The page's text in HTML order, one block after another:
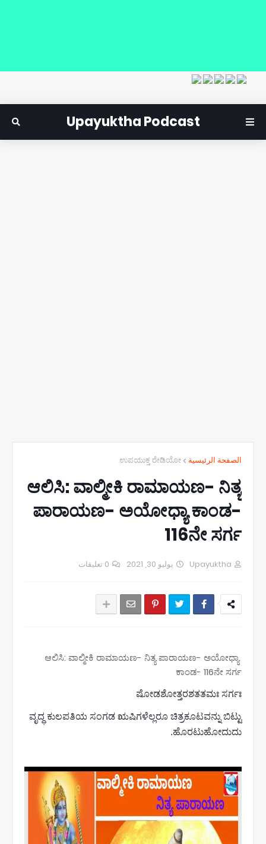
Upayuktha Podcast
الصفحة الرئيسية ಉಪಯುಕ್ತ ರೇಡಿಯೋ
ಆಲಿಸಿ: ವಾಲ್ಮೀಕಿ ರಾಮಾಯಣ- ನಿತ್ಯ
ಪಾರಾಯಣ- ಅಯೋಧ್ಯಾ ಕಾಂಡ-
116ನೇ ಸರ್ಗ
Upayuktha يوليو 30, 2021 0 تعليقات
ಆಲಿಸಿ: ವಾಲ್ಮೀಕಿ ರಾಮಾಯಣ- ನಿತ್ಯ ಪಾರಾಯಣ- ಅಯೋಧ್ಯಾ
ಕಾಂಡ- 116ನೇ ಸರ್ಗ
ಷೋಡಶೋತ್ತರಶತತಮಃ ಸರ್ಗಃ
ವೃದ್ಧ ಕುಲಪತಿಯ ಸಂಗಡ ಋಷಿಗಳೆಲ್ಲರೂ ಚಿತ್ರಕೂಟವನ್ನು ಬಿಟ್ಟು
ಹೊರಟುಹೋದುದು.